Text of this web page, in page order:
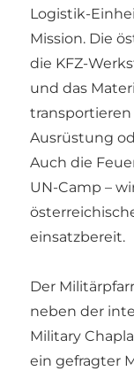
Logistik-
Mission. Die
die KFZ-
und das
transportieren
Ausrüstung
Auch die
UN-Camp –
einsatzbereit.
Der
neben der
Military
ein gefragter